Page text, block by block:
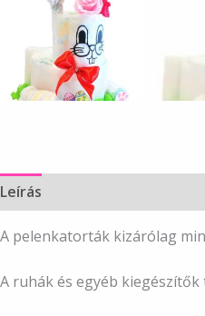
Leírás
A pelenkatorták kizárólag
A ruhák és egyéb